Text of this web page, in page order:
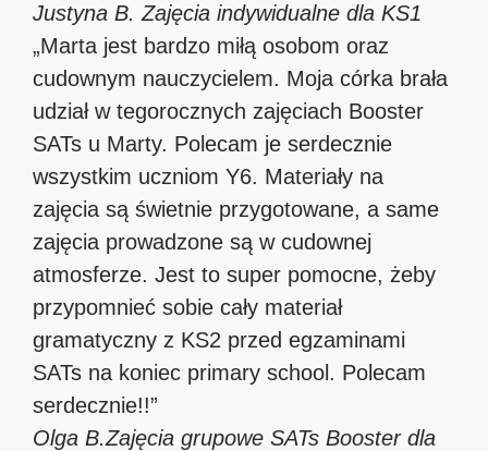
Justyna B. Zajęcia indywidualne dla KS1
„Marta jest bardzo miłą osobom oraz
cudownym nauczycielem. Moja córka brała
udział w tegorocznych zajęciach Booster
SATs u Marty. Polecam je serdecznie
wszystkim uczniom Y6. Materiały na
zajęcia są świetnie przygotowane, a same
zajęcia prowadzone są w cudownej
atmosferze. Jest to super pomocne, żeby
przypomnieć sobie cały materiał
gramatyczny z KS2 przed egzaminami
SATs na koniec primary school. Polecam
serdecznie!!”
Olga B.Zajęcia grupowe SATs Booster dla